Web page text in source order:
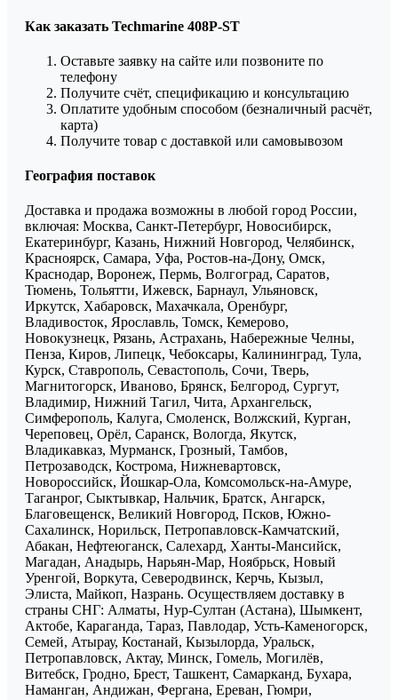
Как заказать Techmarine 408P-ST
Оставьте заявку на сайте или позвоните по
телефону
Получите счёт, спецификацию и консультацию
Оплатите удобным способом (безналичный расчёт,
карта)
Получите товар с доставкой или самовывозом
География поставок
Доставка и продажа возможны в любой город России,
включая: Москва, Санкт-Петербург, Новосибирск,
Екатеринбург, Казань, Нижний Новгород, Челябинск,
Красноярск, Самара, Уфа, Ростов-на-Дону, Омск,
Краснодар, Воронеж, Пермь, Волгоград, Саратов,
Тюмень, Тольятти, Ижевск, Барнаул, Ульяновск,
Иркутск, Хабаровск, Махачкала, Оренбург,
Владивосток, Ярославль, Томск, Кемерово,
Новокузнецк, Рязань, Астрахань, Набережные Челны,
Пенза, Киров, Липецк, Чебоксары, Калининград, Тула,
Курск, Ставрополь, Севастополь, Сочи, Тверь,
Магнитогорск, Иваново, Брянск, Белгород, Сургут,
Владимир, Нижний Тагил, Чита, Архангельск,
Симферополь, Калуга, Смоленск, Волжский, Курган,
Череповец, Орёл, Саранск, Вологда, Якутск,
Владикавказ, Мурманск, Грозный, Тамбов,
Петрозаводск, Кострома, Нижневартовск,
Новороссийск, Йошкар-Ола, Комсомольск-на-Амуре,
Таганрог, Сыктывкар, Нальчик, Братск, Ангарск,
Благовещенск, Великий Новгород, Псков, Южно-
Сахалинск, Норильск, Петропавловск-Камчатский,
Абакан, Нефтеюганск, Салехард, Ханты-Мансийск,
Магадан, Анадырь, Нарьян-Мар, Ноябрьск, Новый
Уренгой, Воркута, Северодвинск, Керчь, Кызыл,
Элиста, Майкоп, Назрань. Осуществляем доставку в
страны СНГ: Алматы, Нур-Султан (Астана), Шымкент,
Актобе, Караганда, Тараз, Павлодар, Усть-Каменогорск,
Семей, Атырау, Костанай, Кызылорда, Уральск,
Петропавловск, Актау, Минск, Гомель, Могилёв,
Витебск, Гродно, Брест, Ташкент, Самарканд, Бухара,
Наманган, Андижан, Фергана, Ереван, Гюмри,